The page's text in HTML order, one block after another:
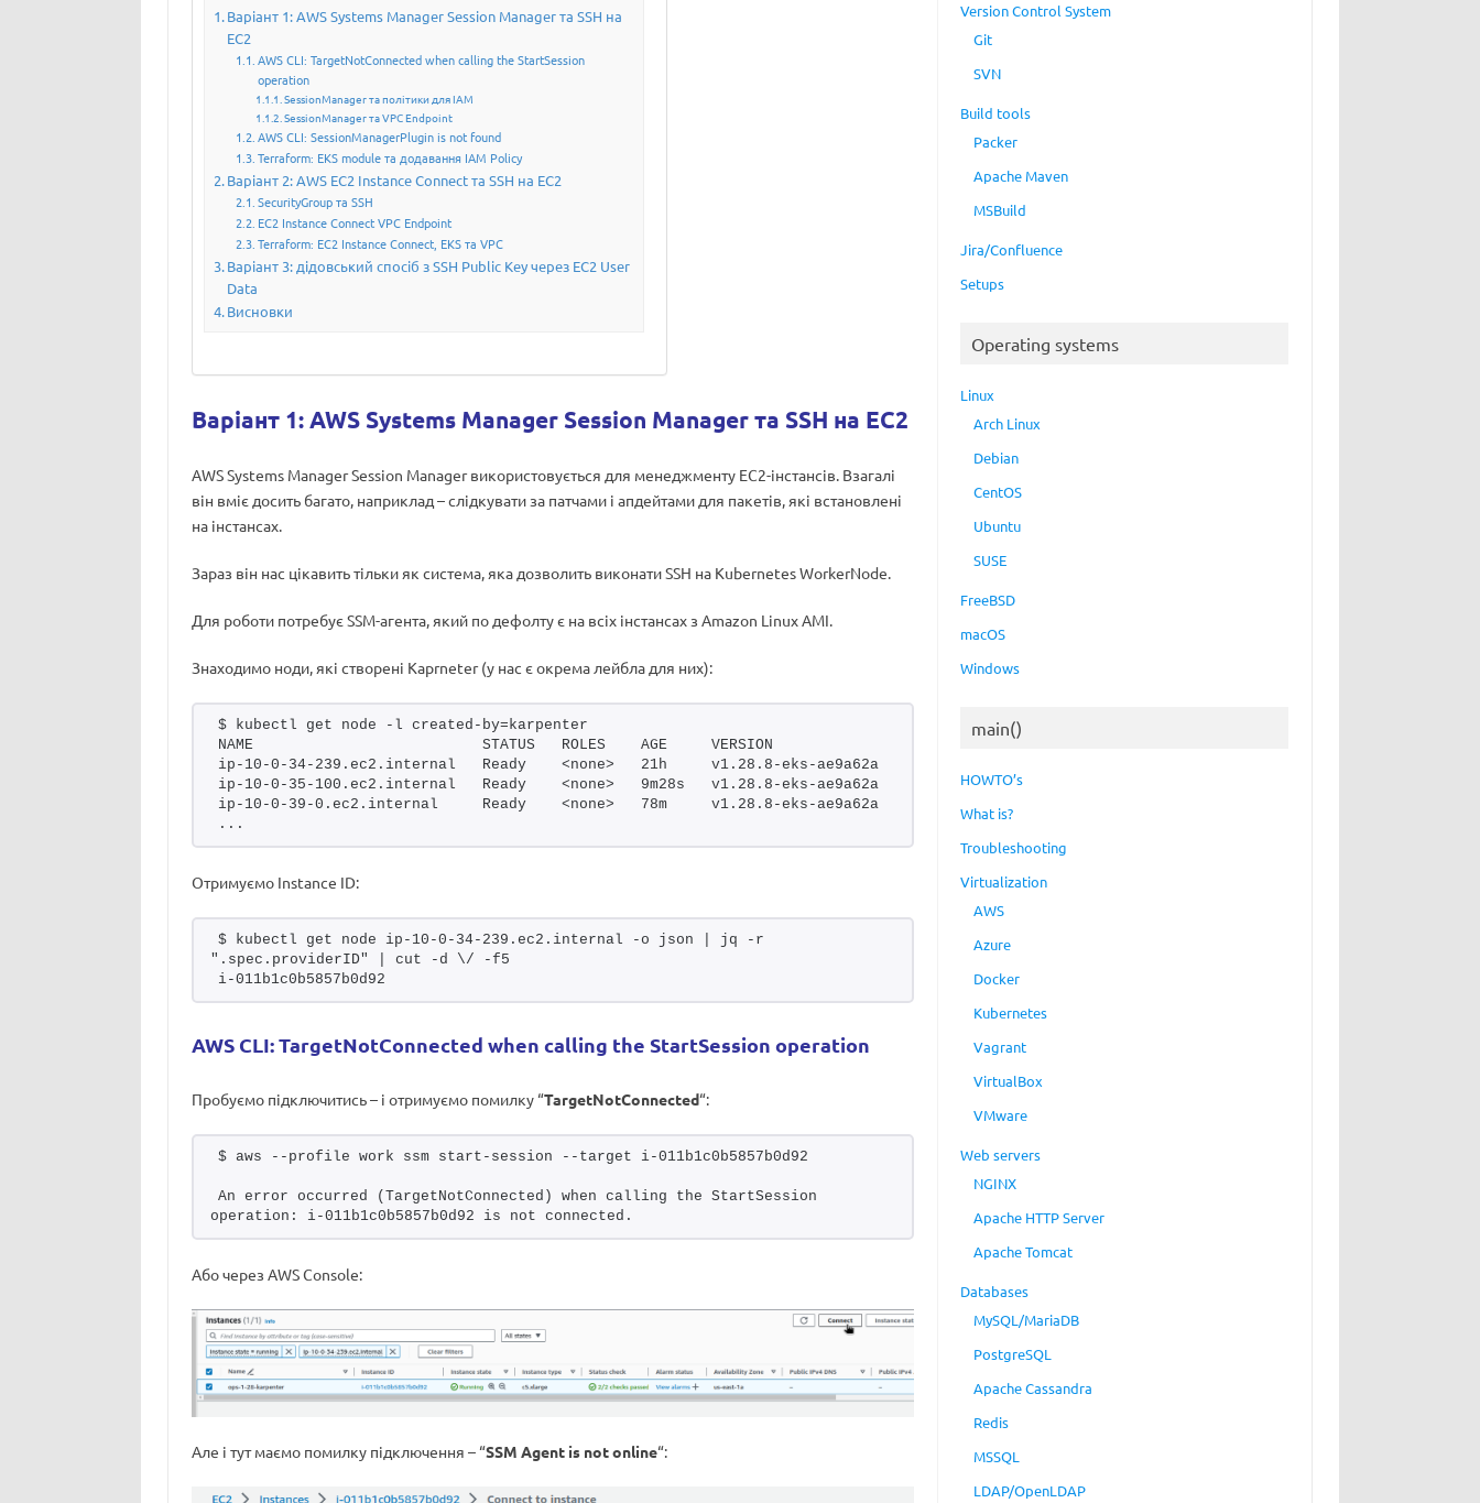
Варіант 1: AWS Systems Manager Session Manager та SSH на
EC2
AWS CLI: TargetNotConnected when calling the StartSession
operation
SessionManager та політики для IAM
SessionManager та VPC Endpoint
AWS CLI: SessionManagerPlugin is not found
Terraform: EKS module та додавання IAM Policy
Варіант 2: AWS EC2 Instance Connect та SSH на EC2
SecurityGroup та SSH
EC2 Instance Connect VPC Endpoint
Terraform: EC2 Instance Connect, EKS та VPC
Варіант 3: дідовський спосіб з SSH Public Key через EC2 User
Data
Висновки
Варіант 1: AWS Systems Manager Session Manager та SSH на EC2
AWS Systems Manager Session Manager використовується для менеджменту EC2-інстансів. Взагалі
він вміє досить багато, наприклад – слідкувати за патчами і апдейтами для пакетів, які встановлені
на інстансах.
Зараз він нас цікавить тільки як система, яка дозволить виконати SSH на Kubernetes WorkerNode.
Для роботи потребує SSM-агента, який по дефолту є на всіх інстансах з Amazon Linux AMI.
Знаходимо ноди, які створені Kaprneter (у нас є окрема лейбла для них):
$ kubectl get node -l created-by=karpenter
NAME                          STATUS   ROLES    AGE     VERSION
ip-10-0-34-239.ec2.internal   Ready    <none>   21h     v1.28.8-eks-ae9a62a
ip-10-0-35-100.ec2.internal   Ready    <none>   9m28s   v1.28.8-eks-ae9a62a
ip-10-0-39-0.ec2.internal     Ready    <none>   78m     v1.28.8-eks-ae9a62a
...
Отримуємо Instance ID:
$ kubectl get node ip-10-0-34-239.ec2.internal -o json | jq -r
".spec.providerID" | cut -d \/ -f5
i-011b1c0b5857b0d92
AWS CLI: TargetNotConnected when calling the StartSession operation
Пробуємо підключитись – і отримуємо помилку “TargetNotConnected“:
$ aws --profile work ssm start-session --target i-011b1c0b5857b0d92
An error occurred (TargetNotConnected) when calling the StartSession
operation: i-011b1c0b5857b0d92 is not connected.
Або через AWS Console:
Але і тут маємо помилку підключення – “SSM Agent is not online“:
Version Control System
Git
SVN
Build tools
Packer
Apache Maven
MSBuild
Jira/Confluence
Setups
Operating systems
Linux
Arch Linux
Debian
CentOS
Ubuntu
SUSE
FreeBSD
macOS
Windows
main()
HOWTO’s
What is?
Troubleshooting
Virtualization
AWS
Azure
Docker
Kubernetes
Vagrant
VirtualBox
VMware
Web servers
NGINX
Apache HTTP Server
Apache Tomcat
Databases
MySQL/MariaDB
PostgreSQL
Apache Cassandra
Redis
MSSQL
LDAP/OpenLDAP